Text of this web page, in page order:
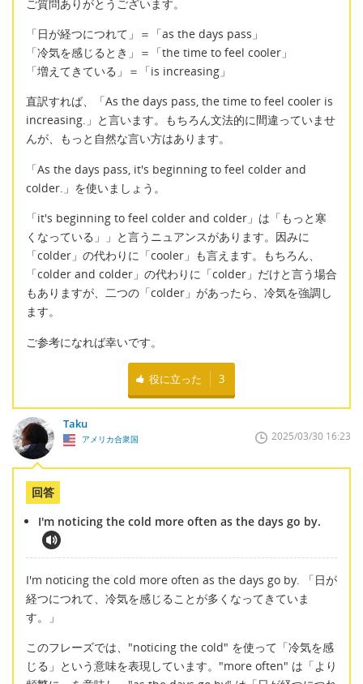
ご質問ありがとうございます。
「日が経つにつれて」＝「as the days pass」
「冷気を感じるとき」＝「the time to feel cooler」
「増えてきている」＝「is increasing」
直訳すれば、「As the days pass, the time to feel cooler is
increasing.」と言います。もちろん文法的に間違っていませ
んが、もっと自然な言い方はあります。
「As the days pass, it's beginning to feel colder and
colder.」を使いましょう。
「it's beginning to feel colder and colder」は「もっと寒
くなっている」」と言うニュアンスがあります。因みに
「colder」の代わりに「cooler」も言えます。もちろん、
「colder and colder」の代わりに「colder」だけと言う場合
もありますが、二つの「colder」があったら、冷気を強調し
ます。
ご参考になれば幸いです。
役に立った 3
Taku
アメリカ合衆国 2025/03/30 16:23
回答
I'm noticing the cold more often as the days go by.
I'm noticing the cold more often as the days go by. 「日が
経つにつれて、冷気を感じることが多くなってきていま
す。」
このフレーズでは、"noticing the cold" を使って「冷気を感
じる」という意味を表現しています。"more often" は「より